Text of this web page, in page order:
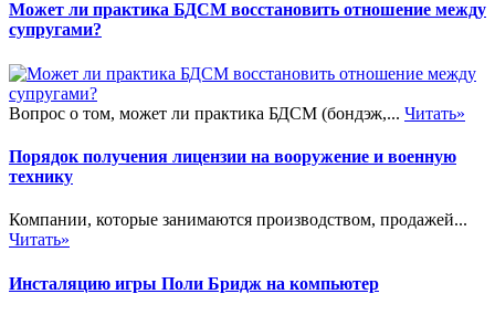
Может ли практика БДСМ восстановить отношение между
супругами?
Вопрос о том, может ли практика БДСМ (бондэж,... Читать»
Порядок получения лицензии на вооружение и военную
технику
Компании, которые занимаются производством, продажей...
Читать»
Инсталяцию игры Поли Бридж на компьютер